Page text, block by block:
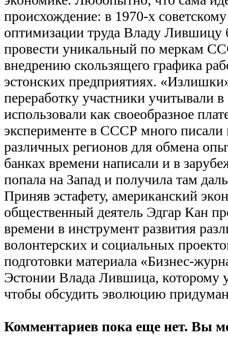
происхождение: в 1970-х
оптимизации труда Владу Лившицу
провести уникальный по меркам
внедрению скользящего графика
эстонских предприятиях.
переработку участники учитывали
использовали как своеобразное
эксперименте в СССР много писали
различных регионов для обмена
банках времени написали и в
попала на Запад и получила там
Приняв эстафету, американский
общественный деятель Эдгар Кан
времени в инструмент развития
волонтерских и социальных
подготовки материала «Бизнес-
Эстонии Влада Лившица, которому
чтобы обсудить эволюцию
Комментариев пока еще нет. Вы